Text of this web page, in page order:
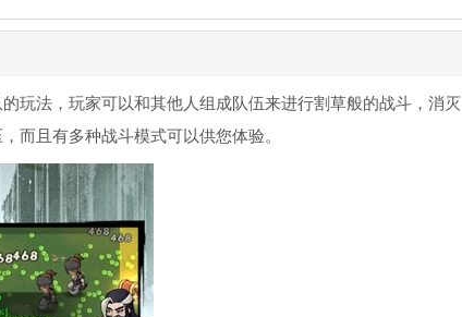
玩法，玩家可以和其他人组成队伍来进行割草般的战斗，消灭
而且有多种战斗模式可以供您体验。